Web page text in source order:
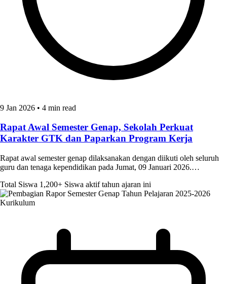
9 Jan 2026 • 4 min read
Rapat Awal Semester Genap, Sekolah Perkuat
Karakter GTK dan Paparkan Program Kerja
Rapat awal semester genap dilaksanakan dengan diikuti oleh seluruh
guru dan tenaga kependidikan pada Jumat, 09 Januari 2026.…
Total Siswa 1,200+ Siswa aktif tahun ajaran ini
Kurikulum